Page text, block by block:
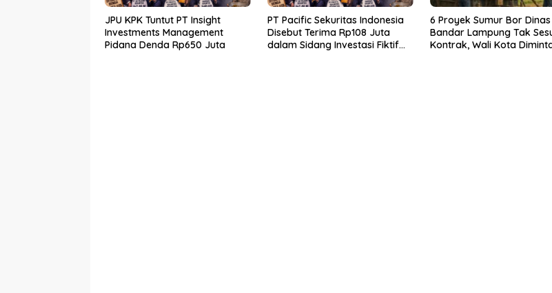
JPU KPK Tuntut PT Insight
Investments Management
Pidana Denda Rp650 Juta
PT Pacific Sekuritas Indonesia
Disebut Terima Rp108 Juta
dalam Sidang Investasi Fiktif
6 Proyek Sumur Bor Dinas
Bandar Lampung Tak
Kontrak, Wali Kota